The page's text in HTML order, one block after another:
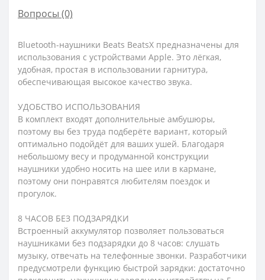
Вопросы (0)
Bluetooth-наушники Beats BeatsX предназначены для
использования с устройствами Apple. Это лёгкая,
удобная, простая в использовании гарнитура,
обеспечивающая высокое качество звука.
УДОБСТВО ИСПОЛЬЗОВАНИЯ
В комплект входят дополнительные амбушюры,
поэтому вы без труда подберёте вариант, который
оптимально подойдёт для ваших ушей. Благодаря
небольшому весу и продуманной конструкции
наушники удобно носить на шее или в кармане,
поэтому они понравятся любителям поездок и
прогулок.
8 ЧАСОВ БЕЗ ПОДЗАРЯДКИ
Встроенный аккумулятор позволяет пользоваться
наушниками без подзарядки до 8 часов: слушать
музыку, отвечать на телефонные звонки. Разработчики
предусмотрели функцию быстрой зарядки: достаточно